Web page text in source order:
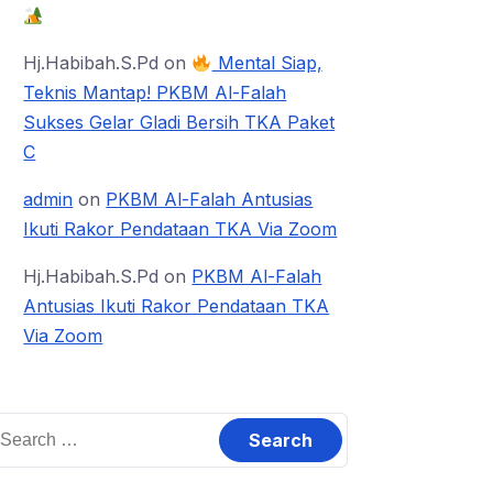
Hj.Habibah.S.Pd on
Mental Siap,
Teknis Mantap! PKBM Al-Falah
Sukses Gelar Gladi Bersih TKA Paket
C
admin on PKBM Al-Falah Antusias
Ikuti Rakor Pendataan TKA Via Zoom
Hj.Habibah.S.Pd on PKBM Al-Falah
Antusias Ikuti Rakor Pendataan TKA
Via Zoom